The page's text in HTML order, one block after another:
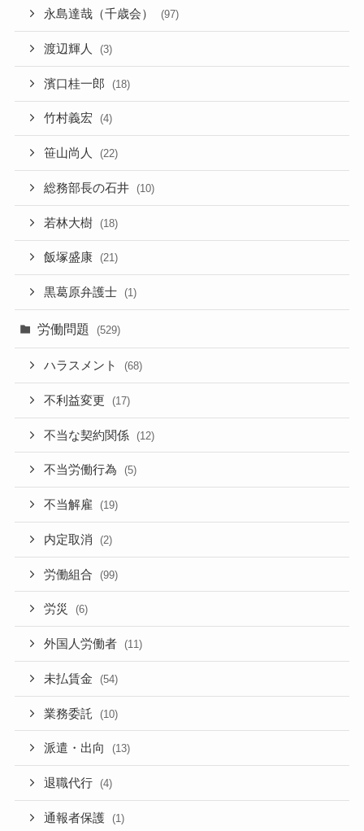
永島達哉（千歳会） (97)
渡辺輝人 (3)
濱口桂一郎 (18)
竹村義宏 (4)
笹山尚人 (22)
総務部長の石井 (10)
若林大樹 (18)
飯塚盛康 (21)
黒葛原弁護士 (1)
労働問題 (529)
ハラスメント (68)
不利益変更 (17)
不当な契約関係 (12)
不当労働行為 (5)
不当解雇 (19)
内定取消 (2)
労働組合 (99)
労災 (6)
外国人労働者 (11)
未払賃金 (54)
業務委託 (10)
派遣・出向 (13)
退職代行 (4)
通報者保護 (1)